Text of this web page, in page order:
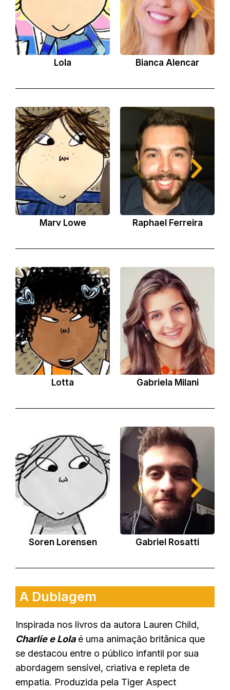
Lola Bianca Alencar
Marv Lowe Raphael Ferreira
Lotta Gabriela Milani
Soren Lorensen Gabriel Rosatti
A Dublagem
Inspirada nos livros da autora Lauren Child,
Charlie e Lolaé uma animação britânica que
se destacou entre o público infantil por sua
abordagem sensível, criativa e repleta de
empatia. Produzida pela Tiger Aspect